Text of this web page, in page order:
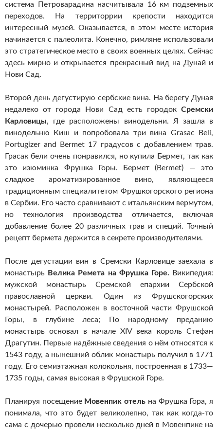
система Петроварадина насчитывала 16 км подземных
переходов. На территоррии крепости находится
интересный музей. Оказывается, в этом месте история
начинается с палеолита. Конечно, римляне использовали
это стратегическое место в своих военных целях. Сейчас
здесь мирно и открывается прекрасный вид на Дунай и
Нови Сад.
Второй день дегустирую сербские вина. На берегу Дуная
недалеко от города Нови Сад есть городок Сремски
Карловицы, где расположены винодельни. Я зашла в
винодельню Киш и попробовала три вина Grasac Beli,
Portugizer and Bermet 17 градусов с добавлением трав.
Грасак бели очень понравился, но купила Бермет, так как
это изюминка Фрушка Горы. Бермет (Bermet) — это
сладкое ароматизированное вино, являющееся
традиционным специалитетом Фрушкогорского региона
в Сербии. Его часто сравнивают с итальянским вермутом,
но технология производства отличается, включая
добавление более 20 различных трав и специй. Точный
рецепт бермета держится в секрете производителями.
После дегустации вин в Сремски Карловице заехала в
монастырь Велика Ремета на Фрушка Горе. Википедия:
мужской монастырь Сремской епархии Сербской
православной церкви. Один из Фрушскогорских
монастырей. Расположен в восточной части Фрушской
Горы, в глубине леса; По народному преданию
монастырь основал в начале XIV века король Стефан
Драгутин. Первые надёжные сведения о нём относятся к
1543 году, а нынешний облик монастырь получил в 1771
году. Его семиэтажная колокольня, построенная в 1733—
1735 годы, самая высокая в Фрушской Горе.
Планируя посещение Мовенпик отель на Фрушка Гора, я
понимала, что это будет великолепно, так как когда-то
сама с дочерью провели несколько дней в Мовенпике на